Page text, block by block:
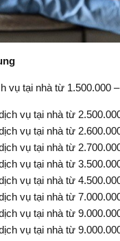
vụ tại nhà từ 1.500.000
vụ tại nhà từ
vụ tại nhà từ
vụ tại nhà từ
vụ tại nhà từ
vụ tại nhà từ
vụ tại nhà từ
vụ tại nhà từ
vụ tại nhà từ